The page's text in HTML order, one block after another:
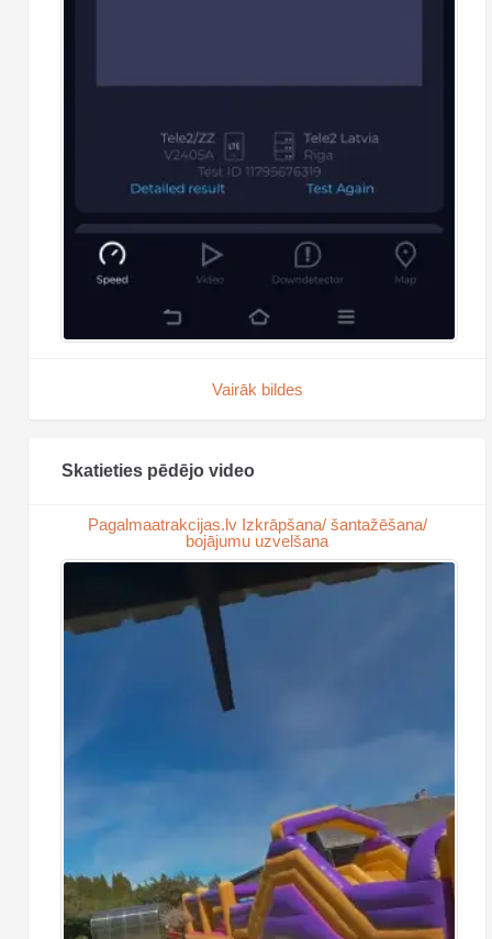
Vairāk bildes
Skatieties pēdējo video
Pagalmaatrakcijas.lv Izkrāpšana/ šantažēšana/
bojājumu uzvelšana